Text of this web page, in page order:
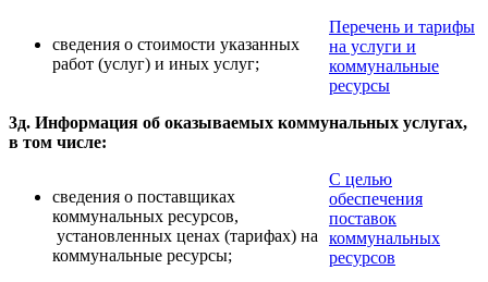
сведения о стоимости указанных
работ (услуг) и иных услуг;
Перечень и тарифы
на услуги и
коммунальные
ресурсы
3д. Информация об оказываемых коммунальных услугах,
в том числе:
сведения о поставщиках
коммунальных ресурсов,
установленных ценах (тарифах) на
коммунальные ресурсы;
С целью
обеспечения
поставок
коммунальных
ресурсов